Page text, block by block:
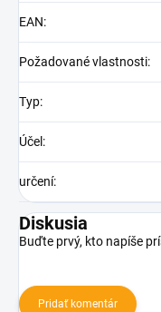
EAN:
Požadované vlastnosti:
Typ:
Účel :
určení:
Diskusia
Buďte prvý, kto napíše
Pridať komentár